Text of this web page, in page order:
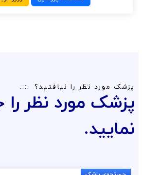
پزشک مورد نظر را نیافتید؟
پزشک مورد نظر
نمایید.